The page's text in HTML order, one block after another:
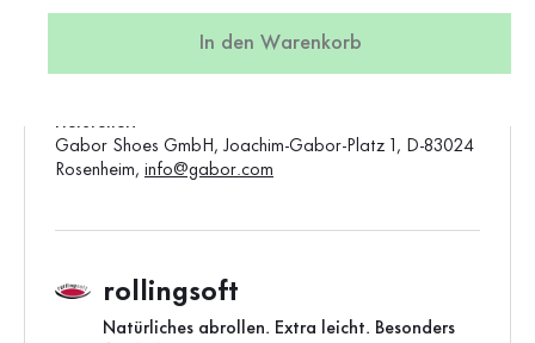
In den Warenkorb
Produktion:Asien
Hersteller:
Gabor Shoes GmbH, Joachim-Gabor-Platz 1, D-83024
Rosenheim, info@gabor.com
rollingsoft
Natürliches abrollen. Extra leicht. Besonders